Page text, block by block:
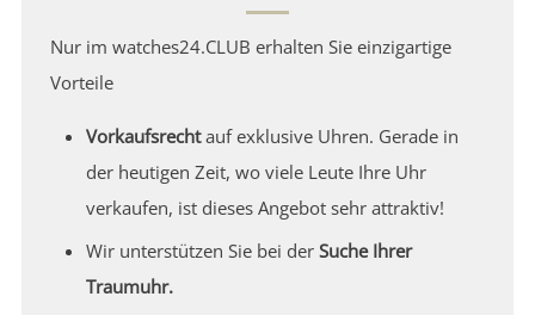
Nur im watches24.CLUB erhalten Sie einzigartige
Vorteile
Vorkaufsrechtauf exklusive Uhren. Gerade in
der heutigen Zeit, wo viele Leute Ihre Uhr
verkaufen, ist dieses Angebot sehr attraktiv!
Wir unterstützen Sie bei der Suche Ihrer
Traumuhr.